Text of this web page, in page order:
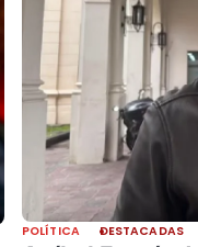
POLÍTICA DESTACADAS